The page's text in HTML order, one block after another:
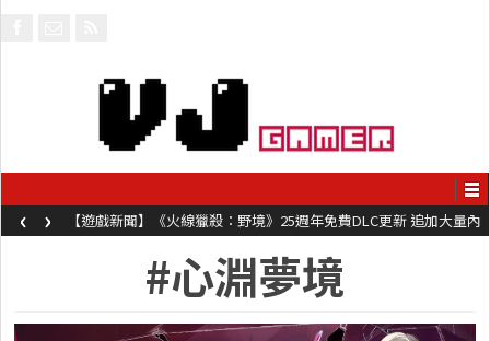
【遊戲新聞】《火線獵殺：野境》25週年免費DLC更新 追加大量內
容同時系舊作限時超平價折扣
‹ ›
#心淵夢境